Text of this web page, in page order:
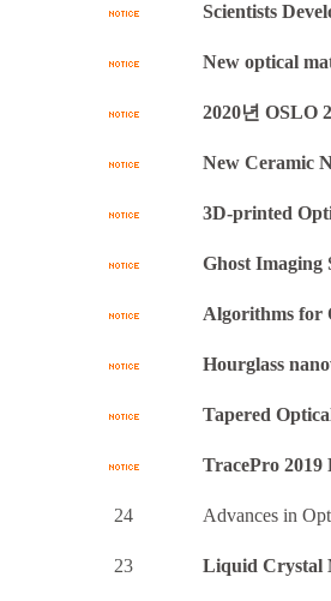
Scientists
New optical
2020년 OSLO
New Ceramic
3D-printed
Ghost Imaging
Algorithms for
Hourglass
Tapered
TracePro 2019
24 Advances in
23 Liquid Crystal